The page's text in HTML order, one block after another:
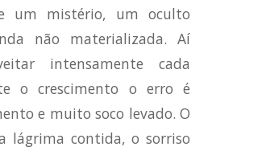
um mistério, um oculto
não materializada. Aí
intensamente cada
o crescimento o erro é
e muito soco levado. O
lágrima contida, o sorriso